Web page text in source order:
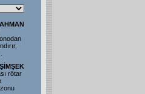
rötar